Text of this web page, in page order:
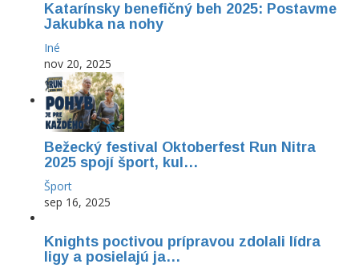
Katarínsky benefičný beh 2025: Postavme
Jakubka na nohy
Iné
nov 20, 2025
Bežecký festival Oktoberfest Run Nitra
2025 spojí šport, kul…
Šport
sep 16, 2025
Knights poctivou prípravou zdolali lídra
ligy a posielajú ja…